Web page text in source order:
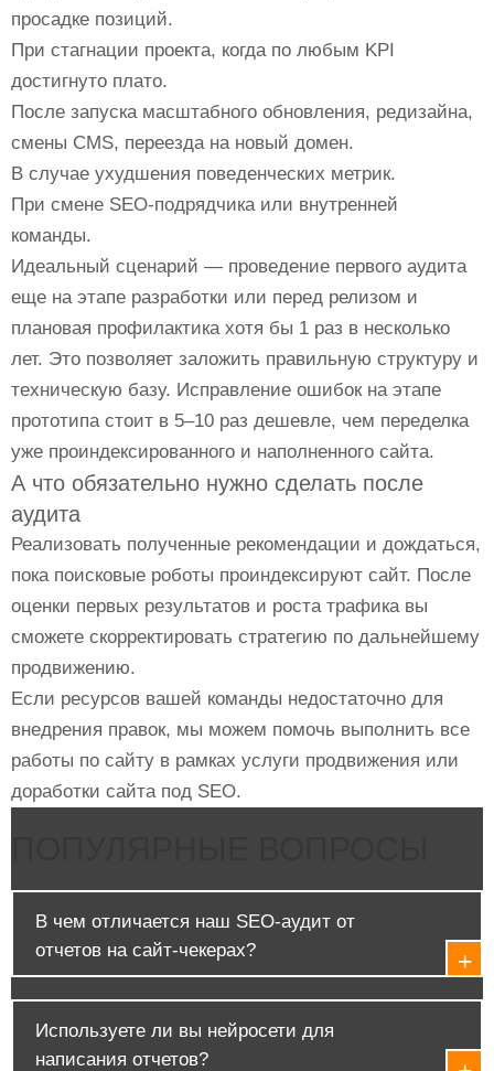
просадке позиций.
При стагнации проекта, когда по любым KPI
достигнуто плато.
После запуска масштабного обновления, редизайна,
смены CMS, переезда на новый домен.
В случае ухудшения поведенческих метрик.
При смене SEO-подрядчика или внутренней
команды.
Идеальный сценарий — проведение первого аудита
еще на этапе разработки или перед релизом и
плановая профилактика хотя бы 1 раз в несколько
лет. Это позволяет заложить правильную структуру и
техническую базу. Исправление ошибок на этапе
прототипа стоит в 5–10 раз дешевле, чем переделка
уже проиндексированного и наполненного сайта.
А что обязательно нужно сделать после
аудита
Реализовать полученные рекомендации и дождаться,
пока поисковые роботы проиндексируют сайт. После
оценки первых результатов и роста трафика вы
сможете скорректировать стратегию по дальнейшему
продвижению.
Если ресурсов вашей команды недостаточно для
внедрения правок, мы можем помочь выполнить все
работы по сайту в рамках услуги продвижения или
доработки сайта под SEO.
В чем отличается наш SEO-аудит от
отчетов на сайт-чекерах?
Используете ли вы нейросети для
написания отчетов?